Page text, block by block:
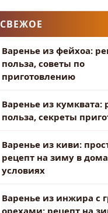
СВЕЖОЕ
Варенье из фейхоа:
польза, советы по
приготовлению
Варенье из кумквата:
польза, секреты
Варенье из киви:
рецепт на зиму в
условиях
Варенье из инжира с
орехами: рецепт на